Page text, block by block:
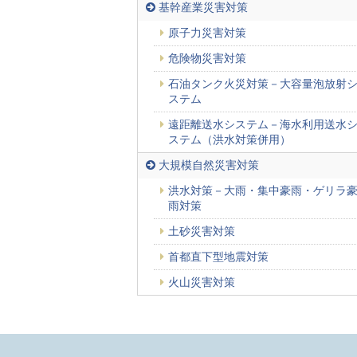
基幹産業災害対策
原子力災害対策
危険物災害対策
石油タンク火災対策－大容量泡放射シ
ステム
遠距離送水システム－海水利用送水シ
ステム（洪水対策併用）
大規模自然災害対策
洪水対策－大雨・集中豪雨・ゲリラ豪
雨対策
土砂災害対策
首都直下型地震対策
火山災害対策